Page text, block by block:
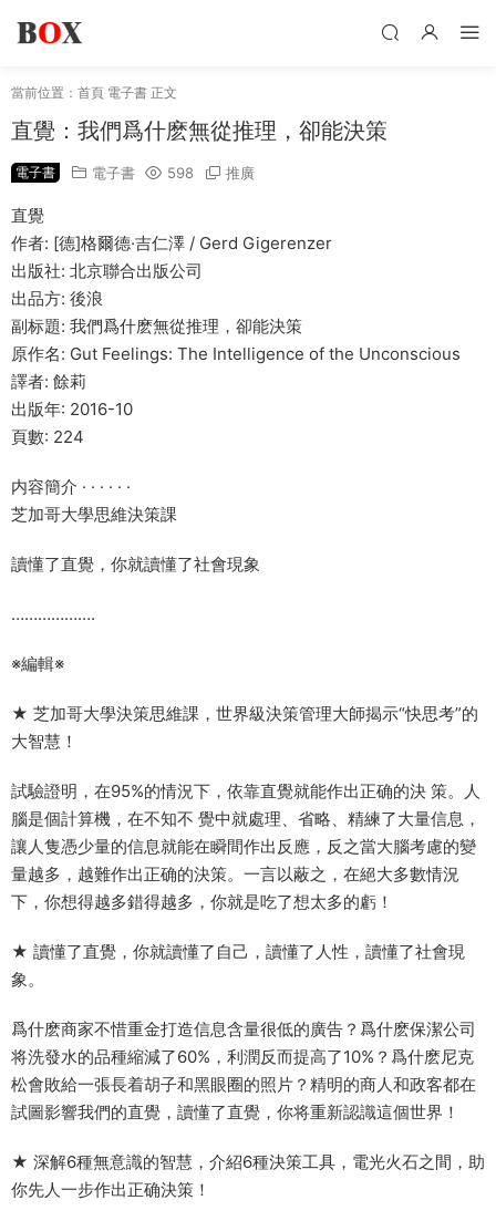
當前位置： 首頁 電子書 正文
直覺：我們爲什麽無從推理，卻能決策
電子書 電子書 598 推廣
直覺
作者: [德]格爾德·吉仁澤 / Gerd Gigerenzer
出版社: 北京聯合出版公司
出品方: 後浪
副标題: 我們爲什麽無從推理，卻能決策
原作名: Gut Feelings: The Intelligence of the Unconscious
譯者: 餘莉
出版年: 2016-10
頁數: 224
内容簡介 · · · · · ·
芝加哥大學思維決策課
讀懂了直覺，你就讀懂了社會現象
……………….
※編輯※
★ 芝加哥大學決策思維課，世界級決策管理大師揭示“快思考”的
大智慧！
試驗證明，在95%的情況下，依靠直覺就能作出正确的決 策。人
腦是個計算機，在不知不 覺中就處理、省略、精練了大量信息，
讓人隻憑少量的信息就能在瞬間作出反應，反之當大腦考慮的變
量越多，越難作出正确的決策。一言以蔽之，在絕大多數情況
下，你想得越多錯得越多，你就是吃了想太多的虧！
★ 讀懂了直覺，你就讀懂了自己，讀懂了人性，讀懂了社會現
象。
爲什麽商家不惜重金打造信息含量很低的廣告？爲什麽保潔公司
将洗發水的品種縮減了60%，利潤反而提高了10%？爲什麽尼克
松會敗給一張長着胡子和黑眼圈的照片？精明的商人和政客都在
試圖影響我們的直覺，讀懂了直覺，你将重新認識這個世界！
★ 深解6種無意識的智慧，介紹6種決策工具，電光火石之間，助
你先人一步作出正确決策！